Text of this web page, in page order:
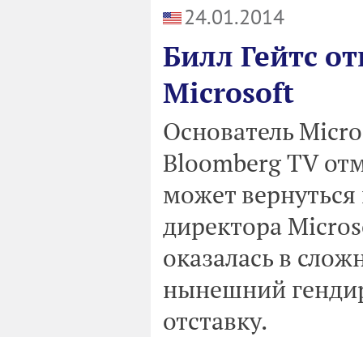
24.01.2014
Билл Гейтс
Microsoft
Основатель
Bloomberg TV
может
директора
оказалась в
нынешний
отставку.